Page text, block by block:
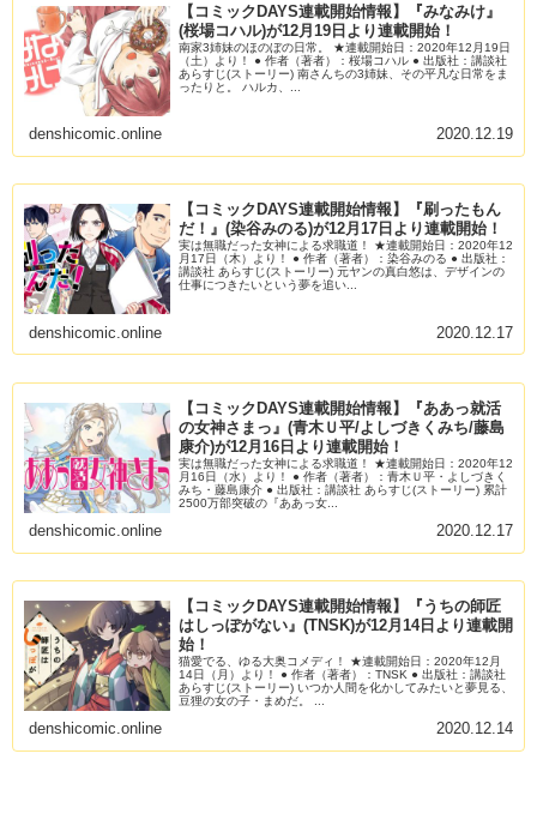
【コミックDAYS連載開始情報】『みなみけ』
(桜場コハル)が12月19日より連載開始！
南家3姉妹のほのぼの日常。 ★連載開始日：2020年12月19日
（土）より！ ● 作者（著者）：桜場コハル ● 出版社：講談社
あらすじ(ストーリー) 南さんちの3姉妹、その平凡な日常をま
ったりと。 ハルカ、...
denshicomic.online 2020.12.19
【コミックDAYS連載開始情報】『刷ったもん
だ！』(染谷みのる)が12月17日より連載開始！
実は無職だった女神による求職道！ ★連載開始日：2020年12
月17日（木）より！ ● 作者（著者）：染谷みのる ● 出版社：
講談社 あらすじ(ストーリー) 元ヤンの真白悠は、デザインの
仕事につきたいという夢を追い...
denshicomic.online 2020.12.17
【コミックDAYS連載開始情報】『ああっ就活
の女神さまっ』(青木Ｕ平/よしづきくみち/藤島
康介)が12月16日より連載開始！
実は無職だった女神による求職道！ ★連載開始日：2020年12
月16日（水）より！ ● 作者（著者）：青木Ｕ平・よしづきく
みち・藤島康介 ● 出版社：講談社 あらすじ(ストーリー) 累計
2500万部突破の『ああっ女...
denshicomic.online 2020.12.17
【コミックDAYS連載開始情報】『うちの師匠
はしっぽがない』(TNSK)が12月14日より連載開
始！
猫愛でる、ゆる大奥コメディ！ ★連載開始日：2020年12月
14日（月）より！ ● 作者（著者）：TNSK ● 出版社：講談社
あらすじ(ストーリー) いつか人間を化かしてみたいと夢見る、
豆狸の女の子・まめだ。 ...
denshicomic.online 2020.12.14